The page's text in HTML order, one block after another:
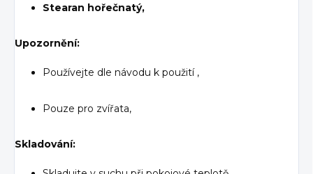
Stearan hořečnatý,
Upozornění:
Používejte dle návodu k použití,
Pouze pro zvířata,
Skladování: